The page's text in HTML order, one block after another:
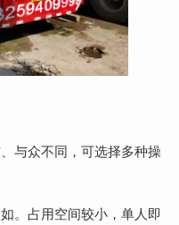
与众不同，可选择多种操
。占用空间较小，单人即